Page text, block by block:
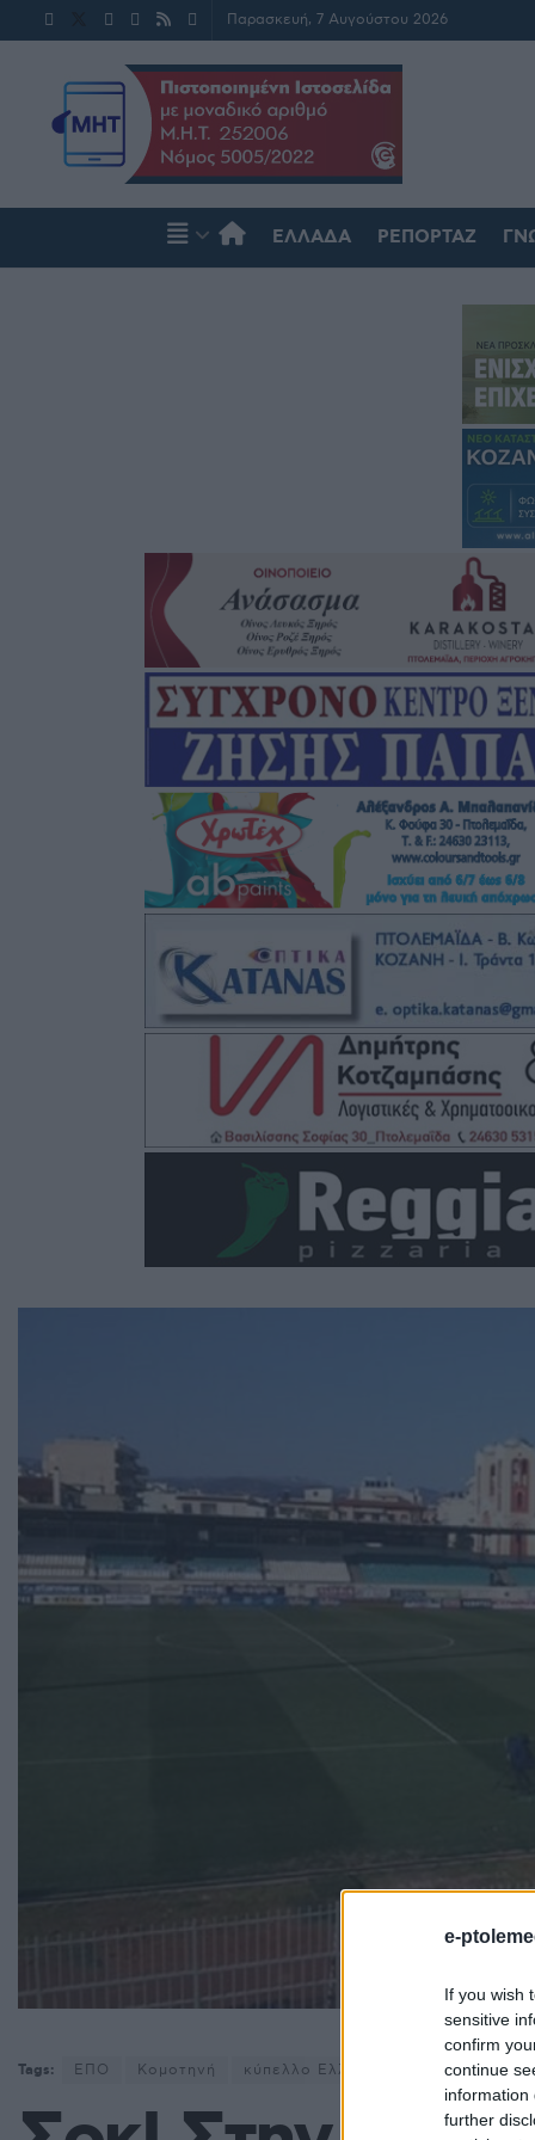
e-
If you wish
sensitive
confirm
continue
information
further
Παρασκευή, 7 Αυγούστου 2026
ΕΛΛΆΔΑ ΡΕΠΟΡΤΆΖ
Tags: ΕΠΟ Κομοτηνή κύπελλο Ελλάδας ΠΑΕ ΗΡΑΚΛΗΣ